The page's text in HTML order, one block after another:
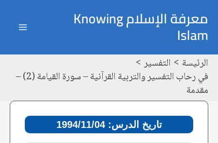
إلى
المحتوى
معرفة الإسلام Knowing
Islam
الرئيسة
التفسير
في رحاب التفسير والتربية القرآنية – سورة القيامة (2) –
مقدمة
تاريخ الدرس: 1994/11/04
navigation